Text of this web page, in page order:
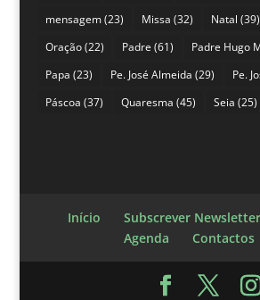
mensagem(23) Missa (32) Natal (39)
Oração(22) Padre (61) Padre Hugo
Papa (23) Pe. José Almeida (29) Pe.
Páscoa (37) Quaresma (45) Seia (25)
Início Subscrever Newsletter
Agenda
Contactos